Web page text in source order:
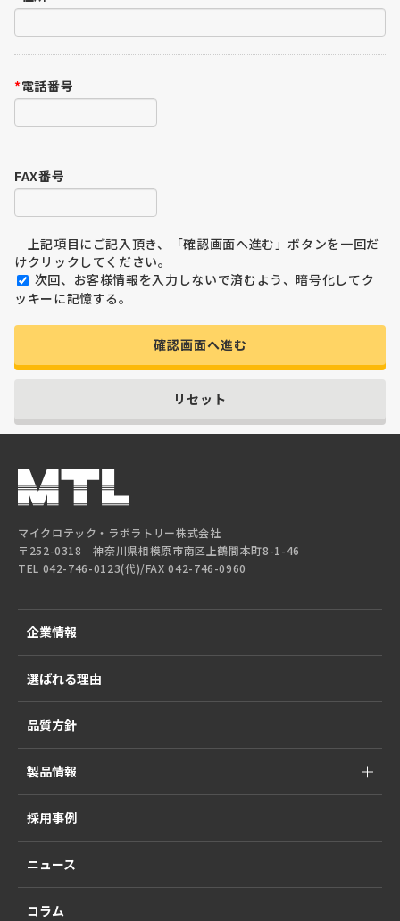
*電話番号
FAX番号
上記項目にご記入頂き、「確認画面へ進む」ボタンを一回だ
けクリックしてください。
ッキーに記憶する。
確認画面へ進む
リセット
マイクロテック・ラボラトリー株式会社
〒252-0318 神奈川県相模原市南区上鶴間本町8-1-46
TEL 042-746-0123(代)/FAX 042-746-0960
企業情報
選ばれる理由
品質方針
製品情報
採用事例
ニュース
コラム